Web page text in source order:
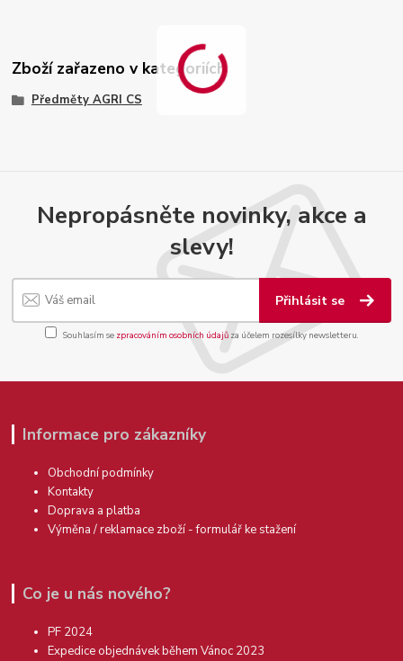
Zboží zařazeno v kategoriích
Předměty AGRI CS
Nepropásněte novinky, akce a
slevy!
Přihlásit se
Souhlasím se zpracováním osobních údajůza účelem rozesílky newsletteru.
Informace pro zákazníky
Obchodní podmínky
Kontakty
Doprava a platba
Výměna / reklamace zboží - formulář ke stažení
Co je u nás nového?
PF 2024
Expedice objednávek během Vánoc 2023